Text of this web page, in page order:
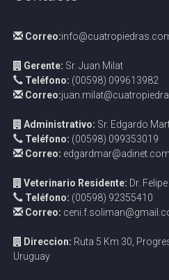
Correo:
Gerente: Sr. Juan Milat
Teléfono: (00598) 099613982
Correo:
Administrativo: Sr. Edgardo
Teléfono: (00598) 099353019
Correo:
Veterinario Residente: Dr.
Teléfono: (00598) 92355410
Correo:
Direccion: Ruta 5 Km 30,
Uruguay